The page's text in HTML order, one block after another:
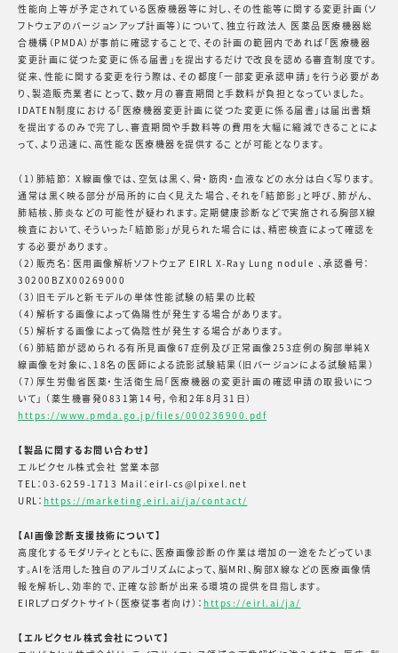
性能向上等が予定されている医療機器等に対し、その性能等に関する変更計画（ソ
フトウェアのバージョンアップ計画等）について、独立行政法人 医薬品医療機器総
合機構（PMDA）が事前に確認することで、その計画の範囲内であれば「医療機器
変更計画に従つた変更に係る届書」を提出するだけで改良を認める審査制度です。
従来、性能に関する変更を行う際は、その都度「一部変更承認申請」を行う必要があ
り、製造販売業者にとって、数ヶ月の審査期間と手数料が負担となっていました。
IDATEN制度における「医療機器変更計画に従つた変更に係る届書」は届出書類
を提出するのみで完了し、審査期間や手数料等の費用を大幅に縮減できることによ
って、より迅速に、高性能な医療機器を提供することが可能となります。
（1）肺結節： X線画像では、空気は黒く、骨・筋肉・血液などの水分は白く写ります。
通常は黒く映る部分が局所的に白く見えた場合、それを「結節影」と呼び、肺がん、
肺結核、肺炎などの可能性が疑われます。定期健康診断などで実施される胸部X線
検査において、そういった「結節影」が見られた場合には、精密検査によって確認を
する必要があります。
（2）販売名：医用画像解析ソフトウェア EIRL X-Ray Lung nodule 、承認番号：
30200BZX00269000
（3）旧モデルと新モデルの単体性能試験の結果の比較
（4）解析する画像によって偽陽性が発生する場合があります。
（5）解析する画像によって偽陰性が発生する場合があります。
（6）肺結節が認められる有所見画像67症例及び正常画像253症例の胸部単純X
線画像を対象に、18名の医師による読影試験結果（旧バージョンによる試験結果）
（7）厚生労働省医薬・生活衛生局「医療機器の変更計画の確認申請の取扱いにつ
いて」 （薬生機審発0831第14号，令和2年8月31日）
https://www.pmda.go.jp/files/000236900.pdf
【製品に関するお問い合わせ】
エルピクセル株式会社 営業本部
TEL：03-6259-1713 Mail：eirl-cs@lpixel.net
URL： https://marketing.eirl.ai/ja/contact/
【AI画像診断支援技術について】
高度化するモダリティとともに、医療画像診断の作業は増加の一途をたどっていま
す。AIを活用した独自のアルゴリズムによって、脳MRI、胸部X線などの医療画像情
報を解析し、効率的で、正確な診断が出来る環境の提供を目指します。
EIRLプロダクトサイト（医療従事者向け）： https://eirl.ai/ja/
【エルピクセル株式会社について】